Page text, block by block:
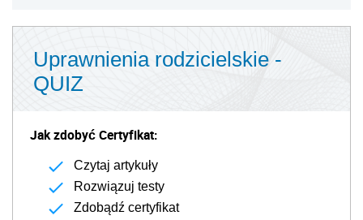
Uprawnienia rodzicielskie -
QUIZ
Jak zdobyć Certyfikat:
Czytaj artykuły
Rozwiązuj testy
Zdobądź certyfikat